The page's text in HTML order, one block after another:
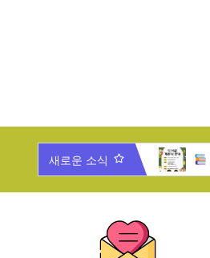
새로운 소식
년 한무리 가족과 함께 하는 송년잔치